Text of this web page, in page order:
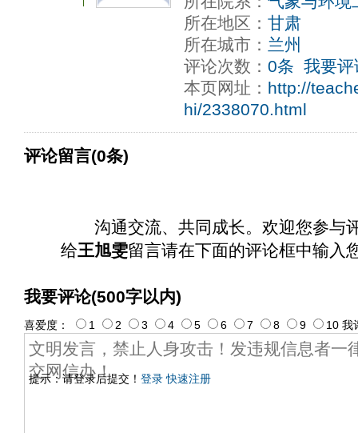
b 9899197996 xca
AAABBBCCCdefine blablaenddefin
e dfbxyzendtemplate dfbCCCBBBAAA
dfb9899197996
dfbzzzzzzzzbbbccccdddeeexcareplacezo dfb
dfba
dfbmath key98991 methodmultiply operand
所在地区： 甘肃
所在城市： 兰州
评论次数： 0条 我要评
本页网址： http://
hi/2338070.html
评论留言(0条)
沟通交流、共同成长。欢迎您参与
给王旭雯留言请在下面的评论框中输入
我要评论(500字以内)
提示：请登录后提交！ 登录 快速注册
喜爱度： 1 2 3 4 5 6 7 8 9 10 我